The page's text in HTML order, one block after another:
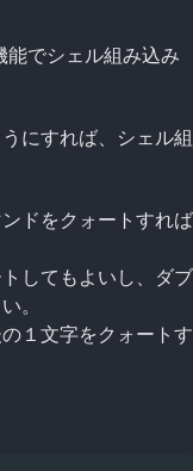
能でシェル組み込み
にすれば、シェル組
ドをクォートすれば
してもよいし、ダブ
。
１文字をクォートす